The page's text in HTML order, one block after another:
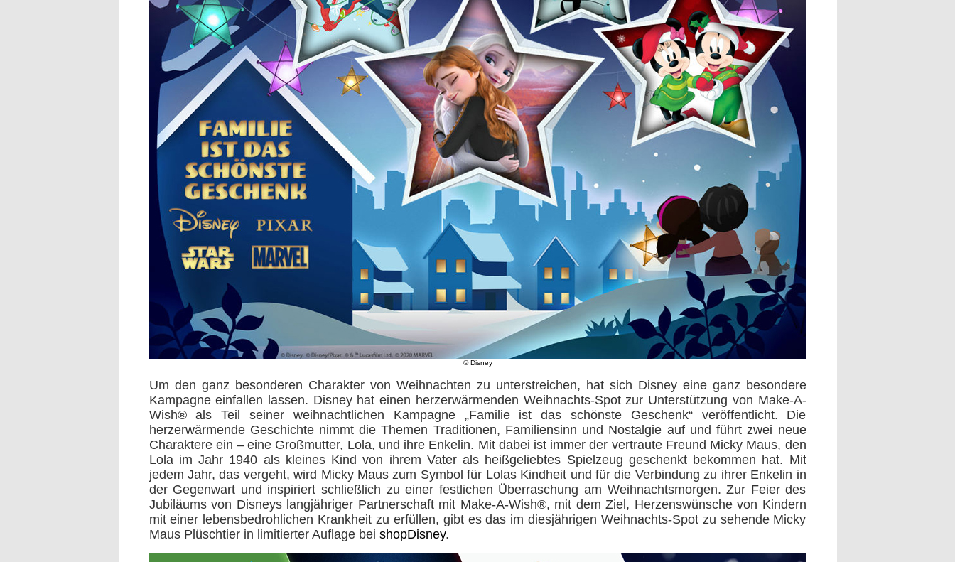
© Disney
Um den ganz besonderen Charakter von Weihnachten zu unterstreichen, hat sich Disney eine ganz besondere
Kampagne einfallen lassen. Disney hat einen herzerwärmenden Weihnachts-Spot zur Unterstützung von Make-A-
Wish® als Teil seiner weihnachtlichen Kampagne „Familie ist das schönste Geschenk“ veröffentlicht. Die
herzerwärmende Geschichte nimmt die Themen Traditionen, Familiensinn und Nostalgie auf und führt zwei neue
Charaktere ein – eine Großmutter, Lola, und ihre Enkelin. Mit dabei ist immer der vertraute Freund Micky Maus, den
Lola im Jahr 1940 als kleines Kind von ihrem Vater als heißgeliebtes Spielzeug geschenkt bekommen hat. Mit
jedem Jahr, das vergeht, wird Micky Maus zum Symbol für Lolas Kindheit und für die Verbindung zu ihrer Enkelin in
der Gegenwart und inspiriert schließlich zu einer festlichen Überraschung am Weihnachtsmorgen. Zur Feier des
Jubiläums von Disneys langjähriger Partnerschaft mit Make-A-Wish®, mit dem Ziel, Herzenswünsche von Kindern
mit einer lebensbedrohlichen Krankheit zu erfüllen, gibt es das im diesjährigen Weihnachts-Spot zu sehende Micky
Maus Plüschtier in limitierter Auflage bei shopDisney.